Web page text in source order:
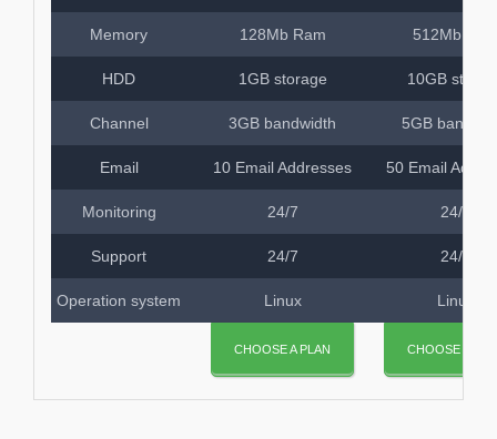
Memory 128Mb Ram 512Mb
HDD 1GB storage 10GB
Channel 3GB bandwidth 5GB
Email 10 Email Addresses 50 Email
Monitoring 24/7 24/7
Support 24/7 24/7
Operation system Linux Linux
CHOOSE A PLAN CHOOSE A